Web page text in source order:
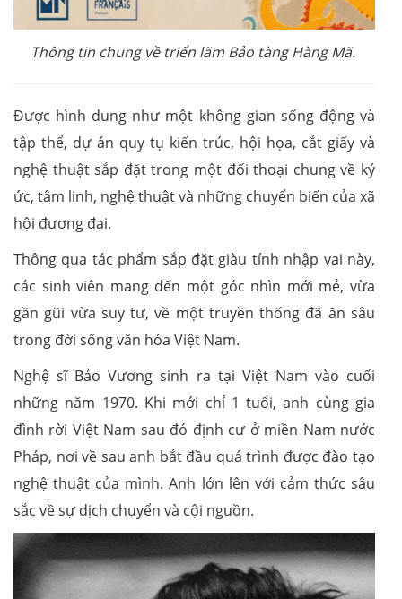
Thông tin chung về triển lãm Bảo tàng Hàng Mã.
Được hình dung như một không gian sống động và
tập thể, dự án quy tụ kiến trúc, hội họa, cắt giấy và
nghệ thuật sắp đặt trong một đối thoại chung về ký
ức, tâm linh, nghệ thuật và những chuyển biến của xã
hội đương đại.
Thông qua tác phẩm sắp đặt giàu tính nhập vai này,
các sinh viên mang đến một góc nhìn mới mẻ, vừa
gần gũi vừa suy tư, về một truyền thống đã ăn sâu
trong đời sống văn hóa Việt Nam.
Nghệ sĩ Bảo Vương sinh ra tại Việt Nam vào cuối
những năm 1970. Khi mới chỉ 1 tuổi, anh cùng gia
đình rời Việt Nam sau đó định cư ở miền Nam nước
Pháp, nơi về sau anh bắt đầu quá trình được đào tạo
nghệ thuật của mình. Anh lớn lên với cảm thức sâu
sắc về sự dịch chuyển và cội nguồn.